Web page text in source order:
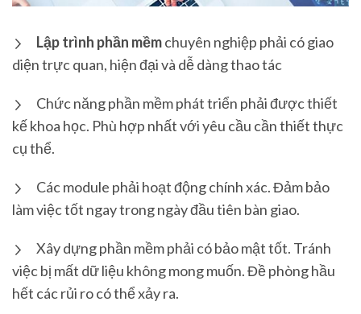
Lập trình phần mềmchuyên nghiệp phải có giao
diện trực quan, hiện đại và dễ dàng thao tác
Chức năng phần mềm phát triển phải được thiết
kế khoa học. Phù hợp nhất với yêu cầu cần thiết thực
cụ thể.
Các module phải hoạt động chính xác. Đảm bảo
làm việc tốt ngay trong ngày đầu tiên bàn giao.
Xây dựng phần mềm phải có bảo mật tốt. Tránh
việc bị mất dữ liệu không mong muốn. Đề phòng hầu
hết các rủi ro có thể xảy ra.